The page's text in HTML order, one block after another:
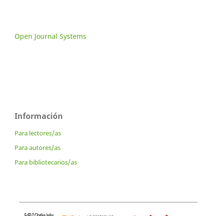
Open Journal Systems
Información
Para lectores/as
Para autores/as
Para bibliotecarios/as